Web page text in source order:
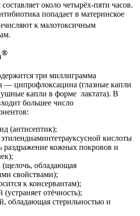
около четырёх-пяти часов.
попадает в материнское
к малотоксичным
®
три миллиграмма
— ципрофлоксацина (глазные капли
капли в форме лактата). В
большее число
(антисептик);
кислоты
раздражение кожных покровов и
(щелочь, обладающая
свойствами);
к консервантам);
отёчность);
обладающая стерильностью и